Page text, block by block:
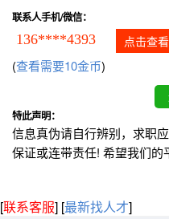
联系人手机/微信：
136****4393 点击查
(查看需要10金币)
特此声明：
信息真伪请自行辨别，求职
保证或连带责任! 希望我们的
[联系客服] [最新找人才]